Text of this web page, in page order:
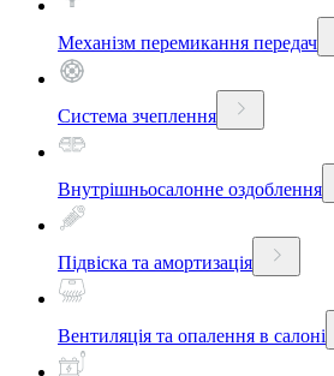
Механізм перемикання передач
Система зчеплення
Внутрішньосалонне оздоблення
Підвіска та амортизація
Вентиляція та опалення в салоні